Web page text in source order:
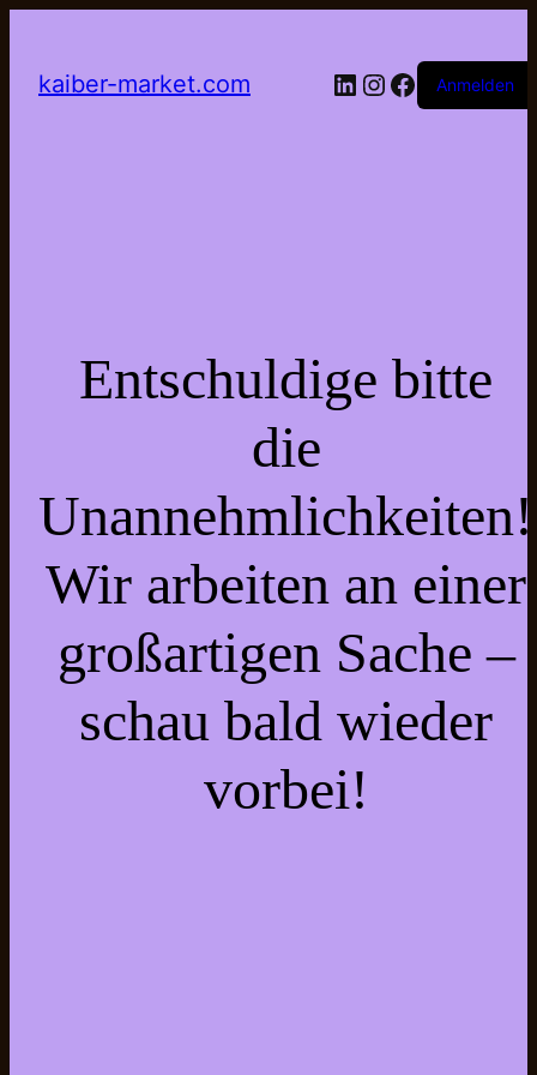
kaiber-market.com LinkedIn
Instagram
Facebook
Anmelden
Entschuldige bitte
die
Unannehmlichkeiten!
Wir arbeiten an einer
großartigen Sache –
schau bald wieder
vorbei!